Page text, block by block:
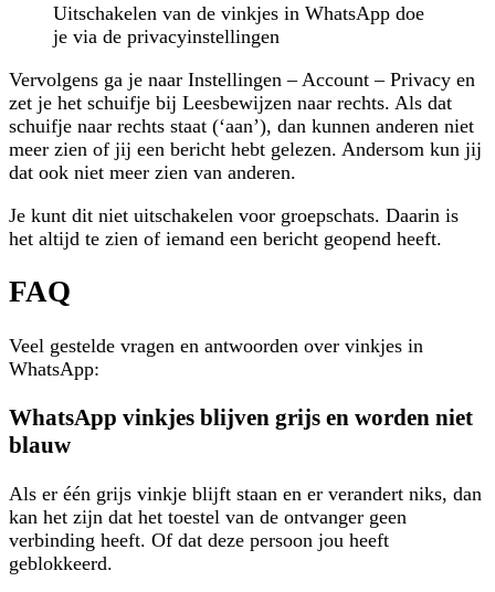
Uitschakelen van de vinkjes in WhatsApp doe
je via de privacyinstellingen
Vervolgens ga je naar Instellingen – Account – Privacy en
zet je het schuifje bij Leesbewijzen naar rechts. Als dat
schuifje naar rechts staat (‘aan’), dan kunnen anderen niet
meer zien of jij een bericht hebt gelezen. Andersom kun jij
dat ook niet meer zien van anderen.
Je kunt dit niet uitschakelen voor groepschats. Daarin is
het altijd te zien of iemand een bericht geopend heeft.
FAQ
Veel gestelde vragen en antwoorden over vinkjes in
WhatsApp:
WhatsApp vinkjes blijven grijs en worden niet
blauw
Als er één grijs vinkje blijft staan en er verandert niks, dan
kan het zijn dat het toestel van de ontvanger geen
verbinding heeft. Of dat deze persoon jou heeft
geblokkeerd.